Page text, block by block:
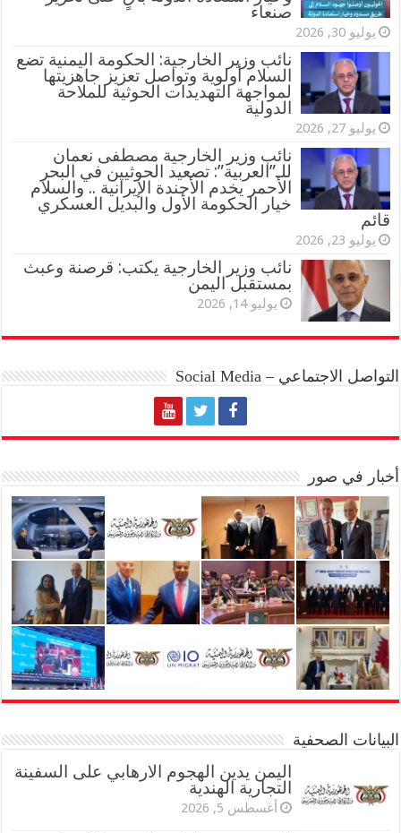
صنعاء
يوليو 30, 2026
نائب وزير الخارجية: الحكومة اليمنية تضع
السلام أولوية وتواصل تعزيز جاهزيتها
لمواجهة التهديدات الحوثية للملاحة
الدولية
يوليو 27, 2026
نائب وزير الخارجية مصطفى نعمان
للـ”العربية”: تصعيد الحوثيين في البحر
الأحمر يخدم الأجندة الإيرانية .. والسلام
خيار الحكومة الأول والبديل العسكري
قائم
يوليو 23, 2026
نائب وزير الخارجية يكتب: قرصنة وعبث
بمستقبل اليمن
يوليو 14, 2026
التواصل الاجتماعي – Social Media
أخبار في صور
البيانات الصحفية
اليمن يدين الهجوم الارهابي على السفينة
التجارية الهندية
أغسطس 5, 2026